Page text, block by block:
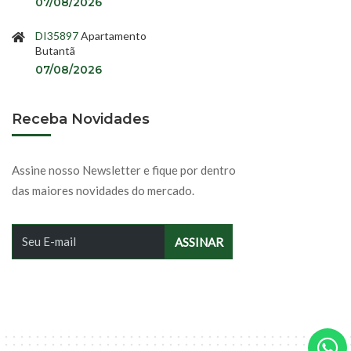
DI35897Apartamento
Butantã
07/08/2026
Receba Novidades
Assine nosso Newsletter e fique por dentro
das maiores novidades do mercado.